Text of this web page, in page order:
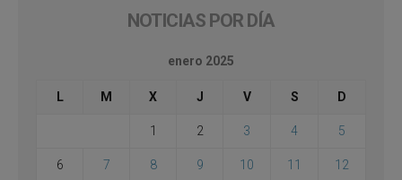
NOTICIAS POR DÍA
enero 2025
L M X J V S D
1 2 3 4 5
6 7 8 9 10 11 12